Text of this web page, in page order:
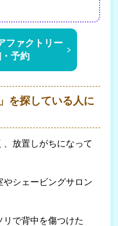
ファクトリー
予約
を探している人に
放置しがちになって
シェービングサロン
で背中を傷つけた